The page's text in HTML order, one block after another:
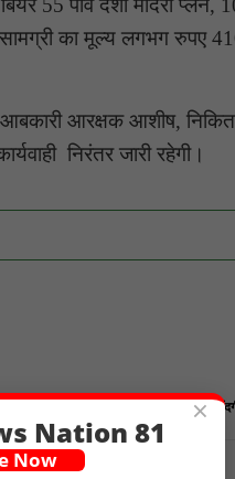
55 पाव देशी मदिरा प्लेन,
सामग्री का मूल्य लगभग रुपए
आरक्षक आशीष,
निरंतर जारी रहेगी।
के बाद बिगड़ी थी हालत, 4 दिन बाद हारा
×
Nation 81
Now